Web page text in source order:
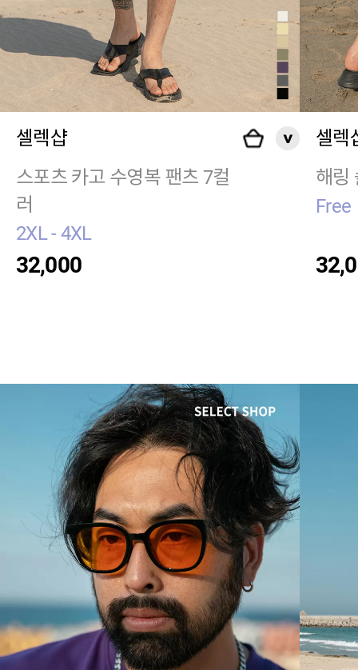
셀렉샵
스포츠 카고 수영복 팬츠 7컬
러
2XL - 4XL
32,000
셀렉
해링
Free